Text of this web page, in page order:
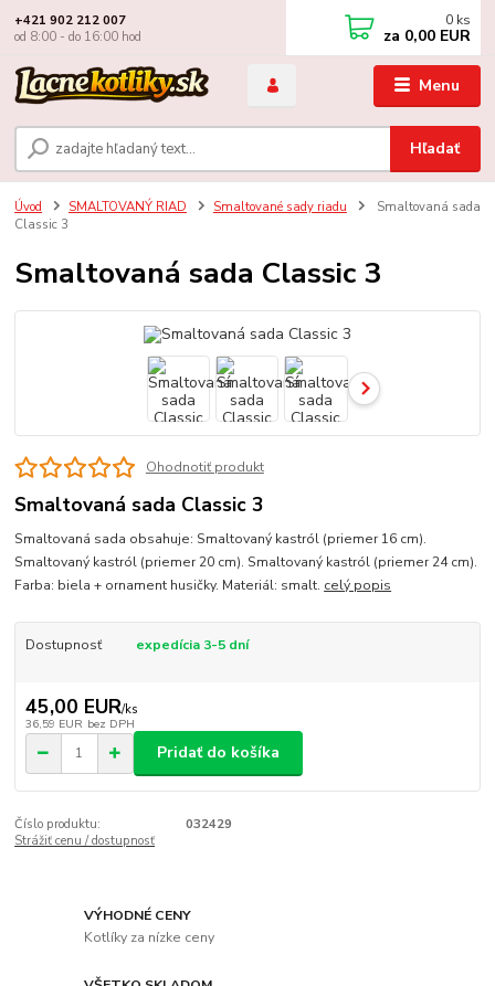
Menu
Hľadať
+421 902 212 007
od 8:00 - do 16:00 hod
0 ks
za 0,00 EUR
Úvod SMALTOVANÝ RIAD Smaltované sady riadu
Smaltovaná sada
Classic 3
Smaltovaná sada Classic 3
Ohodnotiť produkt
Smaltovaná sada Classic 3
Smaltovaná sada obsahuje: Smaltovaný kastról (priemer 16 cm).
Smaltovaný kastról (priemer 20 cm). Smaltovaný kastról (priemer 24 cm).
Farba: biela + ornament husičky. Materiál: smalt. celý popis
Dostupnosť expedícia 3-5 dní
45,00 EUR/ks
36,59 EUR bez DPH
Pridať do košíka
Číslo produktu:
032429
Strážiť cenu / dostupnosť
VÝHODNÉ CENY
Kotlíky za nízke ceny